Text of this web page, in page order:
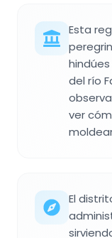
Esta
del río
ver
El